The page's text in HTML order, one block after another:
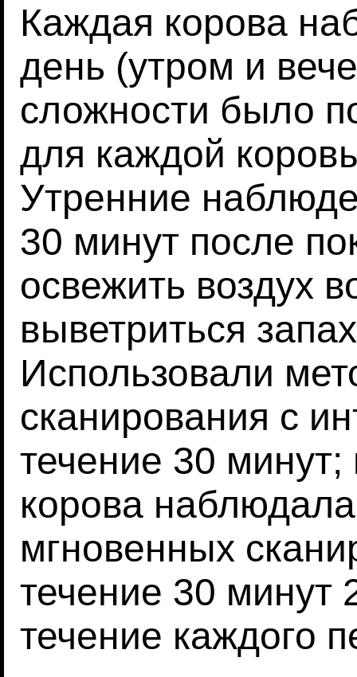
Каждая корова
день (утром и
сложности было
для каждой
Утренние
30 минут после
освежить воздух
выветриться
Использовали
сканирования с
течение 30
корова
мгновенных
течение 30 минут
течение каждого